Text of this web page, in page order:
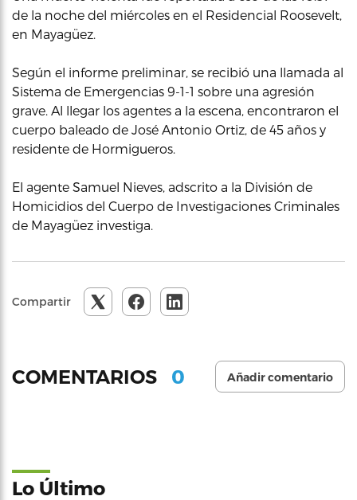
de la noche del miércoles en el Residencial Roosevelt,
en Mayagüez.
Según el informe preliminar, se recibió una llamada al
Sistema de Emergencias 9-1-1 sobre una agresión
grave. Al llegar los agentes a la escena, encontraron el
cuerpo baleado de José Antonio Ortiz, de 45 años y
residente de Hormigueros.
El agente Samuel Nieves, adscrito a la División de
Homicidios del Cuerpo de Investigaciones Criminales
de Mayagüez investiga.
Compartir
COMENTARIOS 0 Añadir comentario
Lo Último